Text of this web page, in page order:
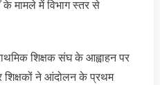
के मामले में विभाग स्तर से
शिक्षक संघ के आह्वाहन पर
शिक्षकों ने आंदोलन के प्रथम